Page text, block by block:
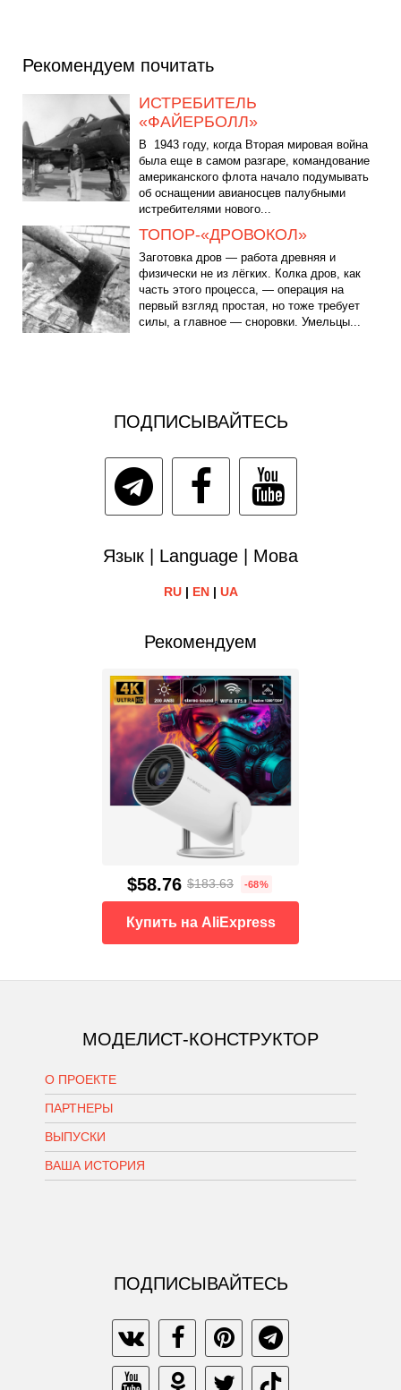
Рекомендуем почитать
ИСТРЕБИТЕЛЬ
«ФАЙЕРБОЛЛ»
В 1943 году, когда Вторая мировая война
была еще в самом разгаре, командование
американского флота начало подумывать
об оснащении авианосцев палубными
истребителями нового...
ТОПОР-«ДРОВОКОЛ»
Заготовка дров — работа древняя и
физически не из лёгких. Колка дров, как
часть этого процесса, — операция на
первый взгляд простая, но тоже требует
силы, а главное — сноровки. Умельцы...
ПОДПИСЫВАЙТЕСЬ
Язык | Language | Мова
RU| EN| UA
Рекомендуем
$58.76 $183.63 -68%
Купить на AliExpress
МОДЕЛИСТ-КОНСТРУКТОР
О ПРОЕКТЕ
ПАРТНЕРЫ
ВЫПУСКИ
ВАША ИСТОРИЯ
ПОДПИСЫВАЙТЕСЬ